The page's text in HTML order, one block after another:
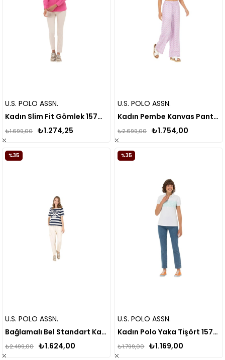
U.S. POLO ASSN.
Kadın Slim Fit Gömlek 1570603
₺1.274,25
₺1.699,00
U.S. POLO ASSN.
Kadın Pembe Kanvas Pantolon
₺1.754,00
₺2.699,00
U.S. POLO ASSN.
Bağlamalı Bel Standart Kadın Pantolon Dello
₺1.624,00
₺2.499,00
%35
U.S. POLO ASSN.
Kadın Polo Yaka Tişört 1570765
₺1.169,00
₺1.799,00
%35